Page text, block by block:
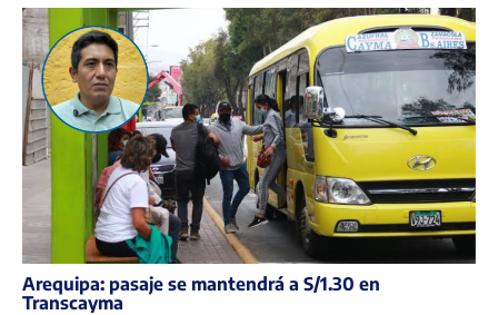
Arequipa: pasaje se mantendrá a S/1.30 en
Transcayma